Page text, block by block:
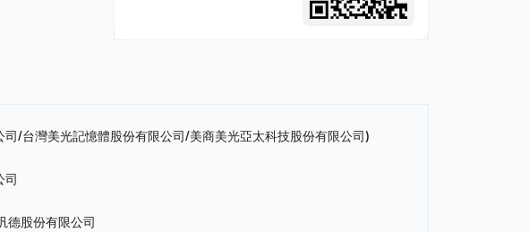
/台灣美光記憶體股份有限公司/美商美光亞太科技股份有限公司)
司
德股份有限公司